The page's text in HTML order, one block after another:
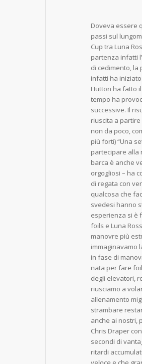
Doveva essere
passi sul
Cup tra Luna
partenza infatti
di cedimento,
infatti ha
Hutton ha fatto
tempo ha
successive. Il
riuscita a
non da poco,
più forti) “Una
partecipare alla
barca è anche
orgogliosi – ha
di regata con
qualcosa che
svedesi hanno
esperienza si è
foils e Luna
manovre più
immaginavamo
in fase di
nata per fare
degli elevatori,
riusciamo a
allenamento
strambare
anche ai nostri,
Chris Draper
secondi di
ritardi